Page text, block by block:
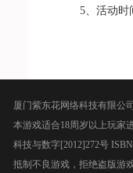
5、活动时
厦门紫东花网络科技有限公
本游戏适合18周岁以上玩家
科技与数字[2012]272号
抵制不良游戏，拒绝盗版游